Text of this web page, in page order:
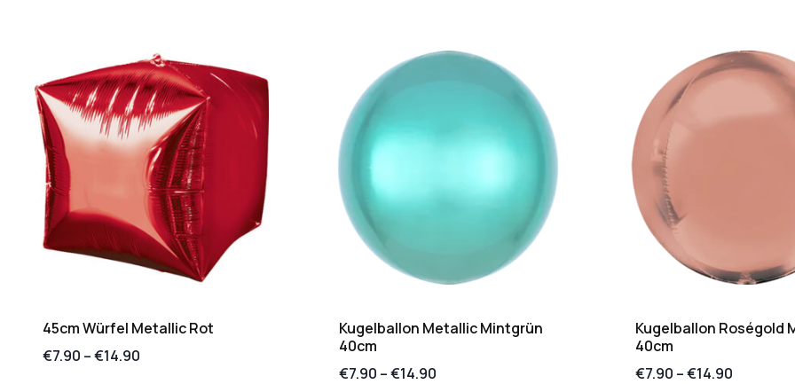
45cm Würfel Metallic Rot
€7.90 –€14.90
Kugelballon Metallic Mintgrün
40cm
€7.90 –€14.90
Kugelballon Roségold
40cm
€7.90 –€14.90